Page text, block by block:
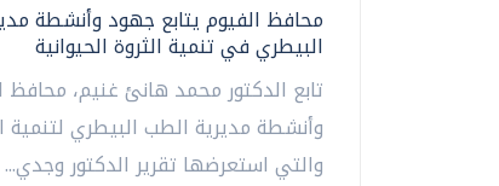
محافظ الفيوم يتابع جهود وأنشطة
البيطري في تنمية الثروة الحيوانية
تابع الدكتور محمد هانئ غنيم، محافظ
وأنشطة مديرية الطب البيطري لتنمية
والتي استعرضها تقرير الدكتور وجدي...